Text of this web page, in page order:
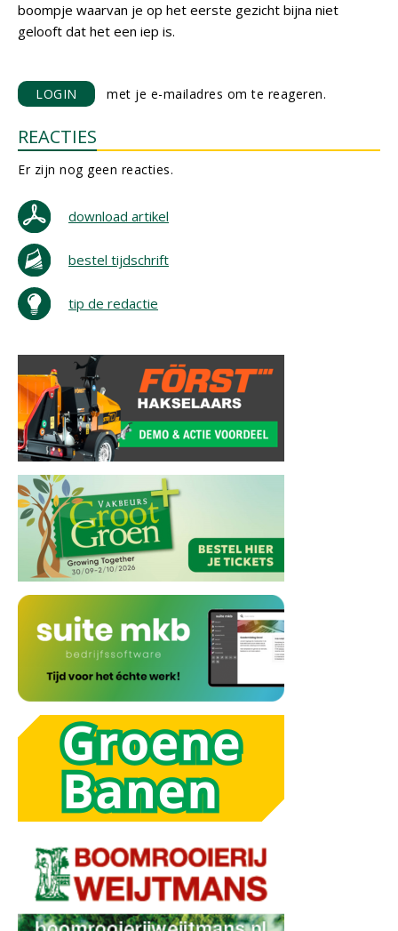
boompje waarvan je op het eerste gezicht bijna niet
gelooft dat het een iep is.
LOGIN met je e-mailadres om te reageren.
REACTIES
Er zijn nog geen reacties.
download artikel
bestel tijdschrift
tip de redactie